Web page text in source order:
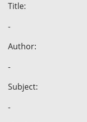
Title:
-
Author:
-
Subject:
-